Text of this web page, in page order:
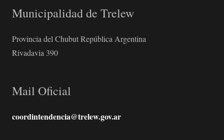
Municipalidad de Trelew
Provincia del Chubut República Argentina
Rivadavia 390
Mail Oficial
coordintendencia@trelew.gov.ar